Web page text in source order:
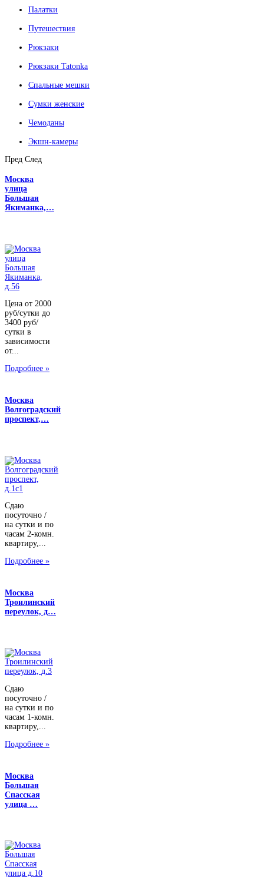
Палатки
Путешествия
Рюкзаки
Рюкзаки Tatonka
Спальные мешки
Сумки женские
Чемоданы
Экшн-камеры
Пред След
Москва
улица
Большая
Якиманка,…
Цена от 2000
руб/сутки до
3400 руб/
сутки в
зависимости
от...
Подробнее »
Москва
Волгоградский
проспект,…
Сдаю
посуточно /
на сутки и по
часам 2-комн.
квартиру,...
Подробнее »
Москва
Троилинский
переулок, д…
Сдаю
посуточно /
на сутки и по
часам 1-комн.
квартиру,...
Подробнее »
Москва
Большая
Спасская
улица …